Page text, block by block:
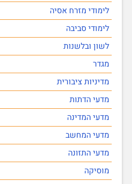
לימודי מזרח אסיה
לימודי סביבה
לשון ובלשנות
מגדר
מדיניות ציבורית
מדעי הדתות
מדעי המדינה
מדעי המחשב
מדעי התזונה
מוסיקה